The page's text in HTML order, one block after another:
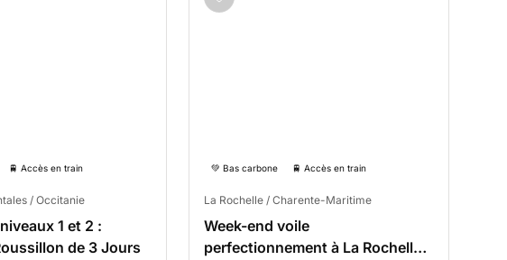
🚆 Accès en train
/ Occitanie
1 et 2 :
de 3 Jours
💚 Bas carbone 🚆 Accès en train
La Rochelle / Charente-Maritime
Week-end voile
perfectionnement à La Rochelle